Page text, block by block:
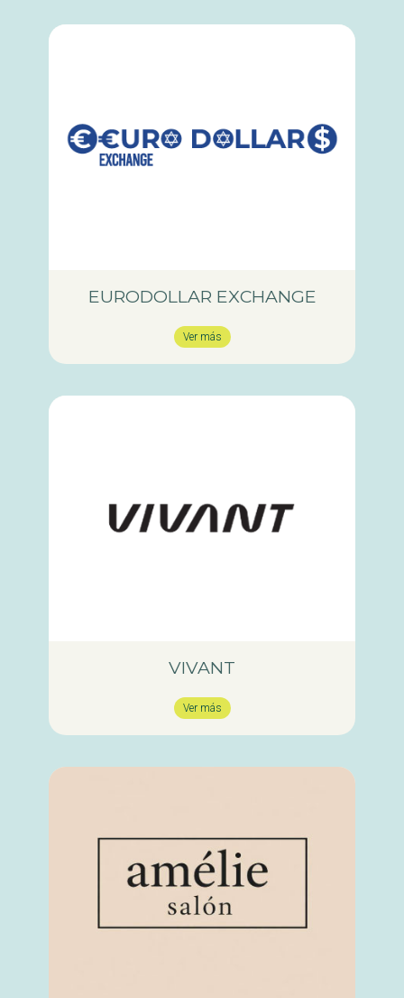
EURODOLLAR EXCHANGE
Ver más
VIVANT
Ver más